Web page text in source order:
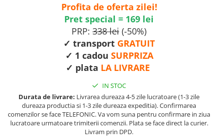
Profita de oferta zilei!
Pret special = 169 lei
PRP: 338 lei (-50%)
✓ transport GRATUIT
✓ 1 cadou SURPRIZA
✓ plata LA LIVRARE
IN STOC
Durata de livrare: Livrarea dureaza 4-5 zile lucratoare (1-3 zile
dureaza productia si 1-3 zile dureaza expeditia). Confirmarea
comenzilor se face TELEFONIC. Va vom suna pentru confirmare in ziua
lucratoare urmatoare trimiterii comenzii. Plata se face direct la curier.
Livram prin DPD.